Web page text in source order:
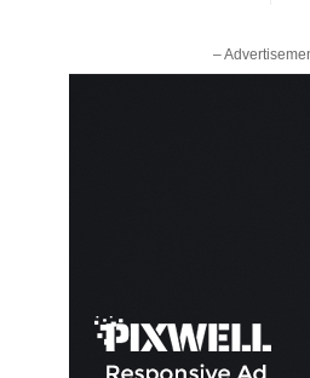
–